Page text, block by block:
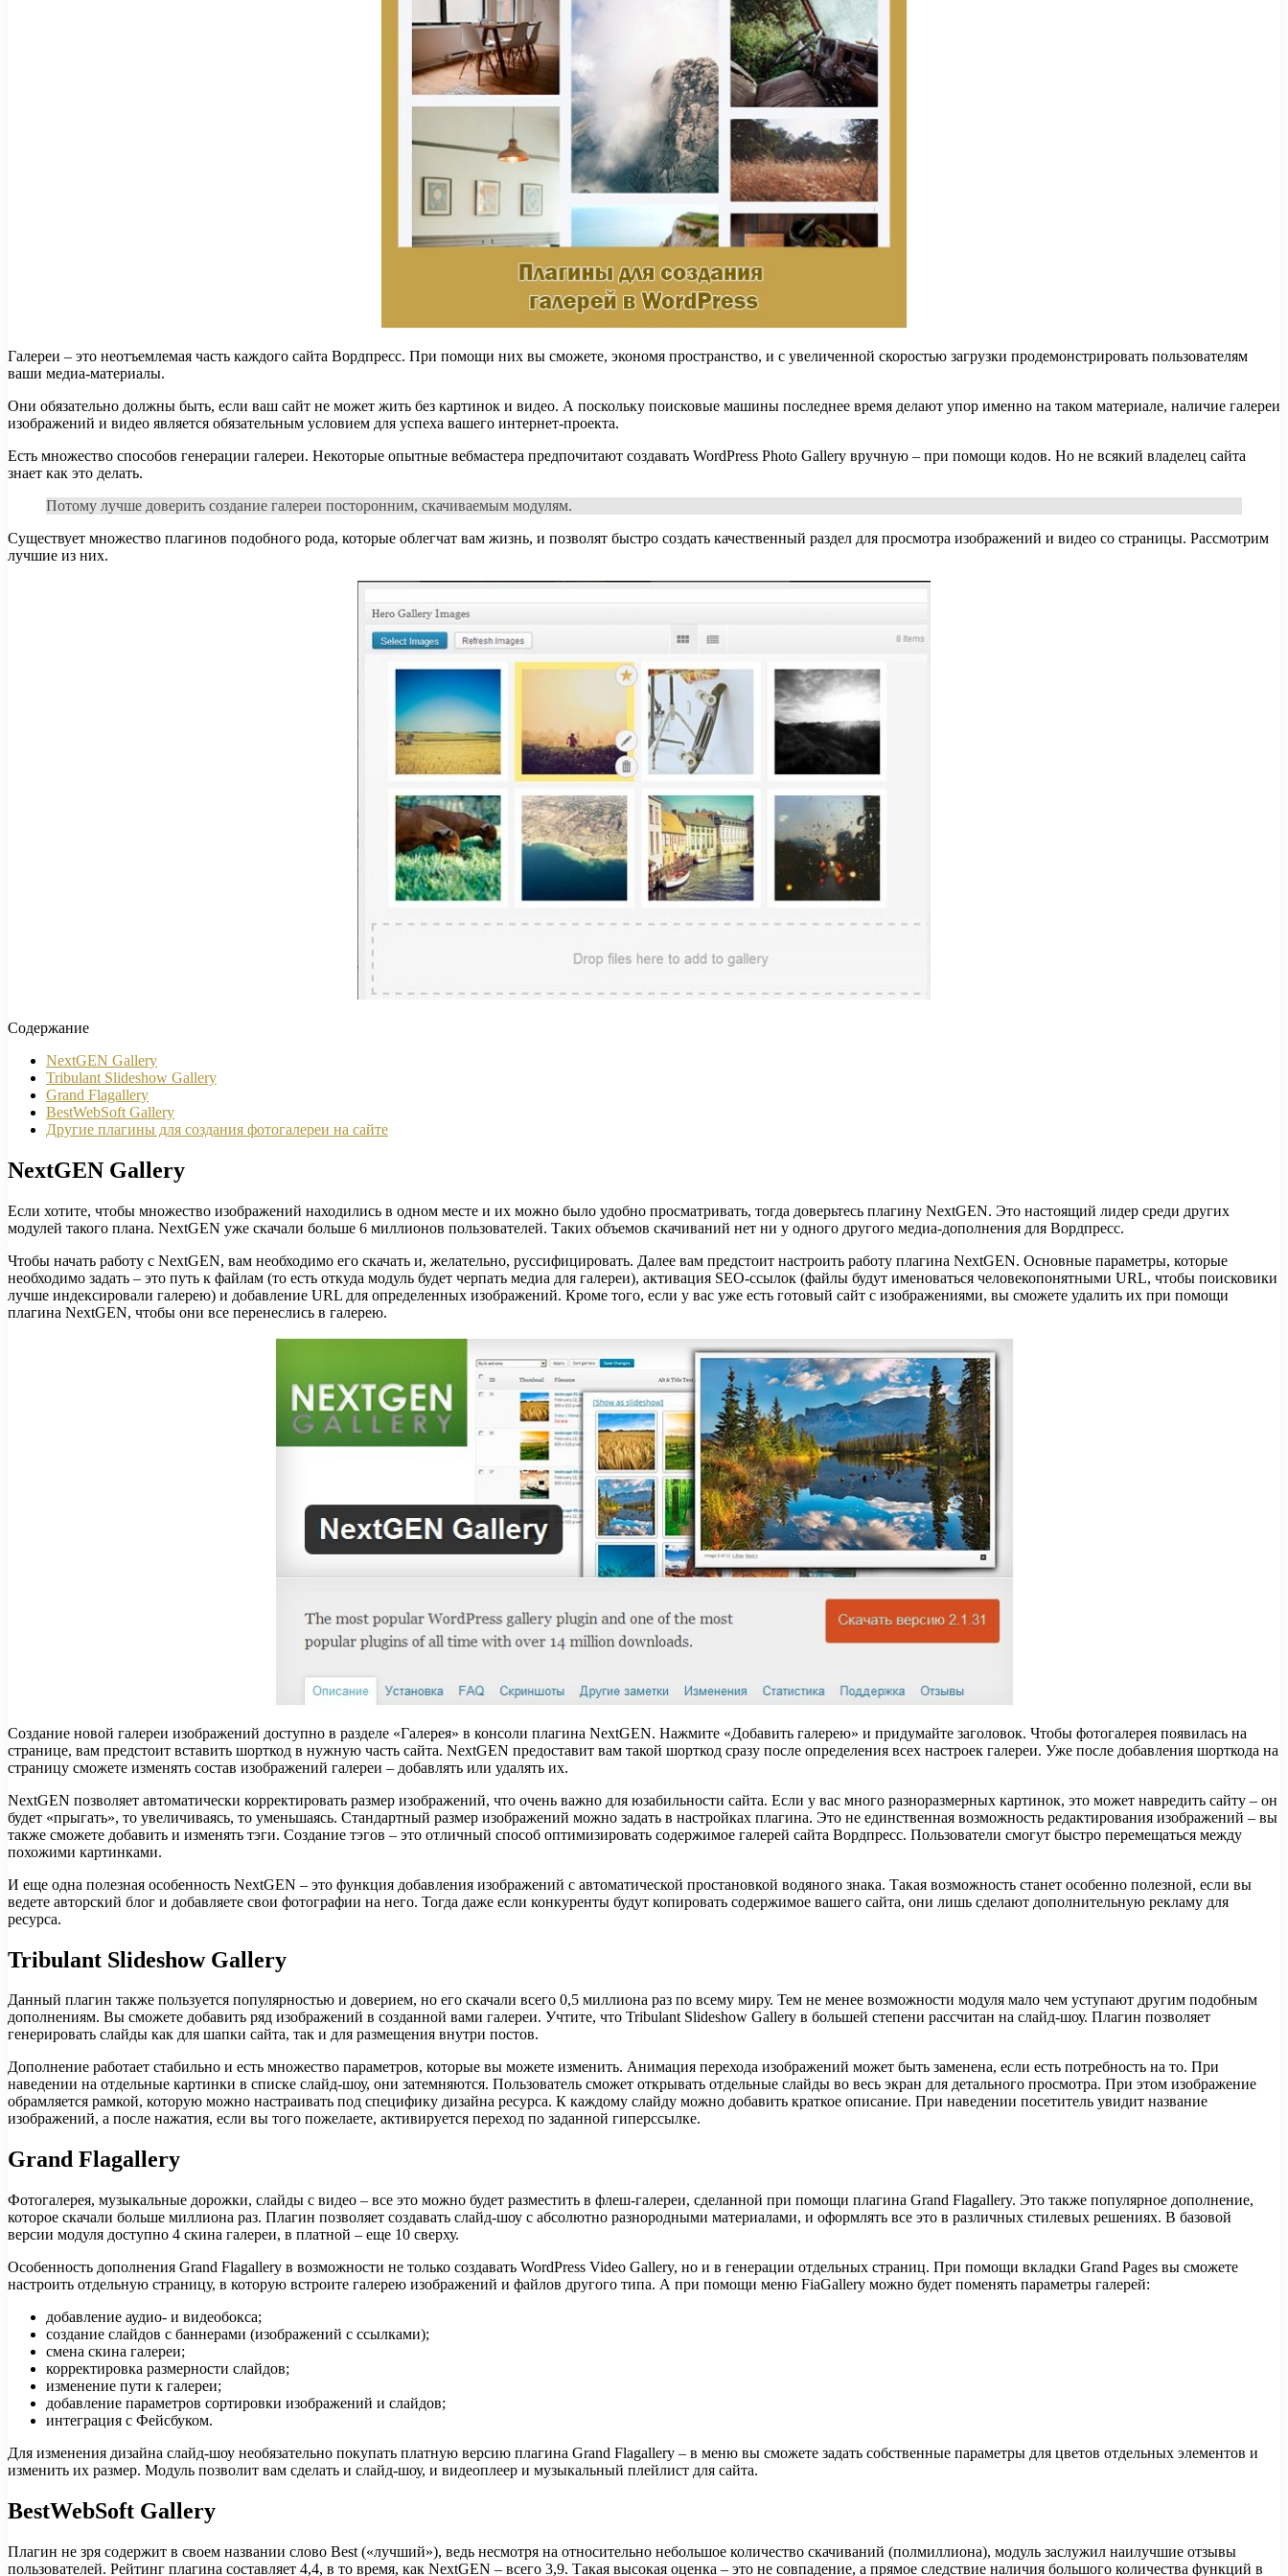
Галереи – это неотъемлемая часть каждого сайта Вордпресс. При помощи них вы сможете, экономя пространство, и с увеличенной скоростью загрузки продемонстрировать пользователям
ваши медиа-материалы.
Они обязательно должны быть, если ваш сайт не может жить без картинок и видео. А поскольку поисковые машины последнее время делают упор именно на таком материале, наличие галереи
изображений и видео является обязательным условием для успеха вашего интернет-проекта.
Есть множество способов генерации галереи. Некоторые опытные вебмастера предпочитают создавать WordPress Photo Gallery вручную – при помощи кодов. Но не всякий владелец сайта
знает как это делать.
Потому лучше доверить создание галереи посторонним, скачиваемым модулям.
Существует множество плагинов подобного рода, которые облегчат вам жизнь, и позволят быстро создать качественный раздел для просмотра изображений и видео со страницы. Рассмотрим
лучшие из них.
Содержание
NextGEN Gallery
Tribulant Slideshow Gallery
Grand Flagallery
BestWebSoft Gallery
Другие плагины для создания фотогалереи на сайте
NextGEN Gallery
Если хотите, чтобы множество изображений находились в одном месте и их можно было удобно просматривать, тогда доверьтесь плагину NextGEN. Это настоящий лидер среди других
модулей такого плана. NextGEN уже скачали больше 6 миллионов пользователей. Таких объемов скачиваний нет ни у одного другого медиа-дополнения для Вордпресс.
Чтобы начать работу с NextGEN, вам необходимо его скачать и, желательно, руссифицировать. Далее вам предстоит настроить работу плагина NextGEN. Основные параметры, которые
необходимо задать – это путь к файлам (то есть откуда модуль будет черпать медиа для галереи), активация SEO-ссылок (файлы будут именоваться человекопонятными URL, чтобы поисковики
лучше индексировали галерею) и добавление URL для определенных изображений. Кроме того, если у вас уже есть готовый сайт с изображениями, вы сможете удалить их при помощи
плагина NextGEN, чтобы они все перенеслись в галерею.
Создание новой галереи изображений доступно в разделе «Галерея» в консоли плагина NextGEN. Нажмите «Добавить галерею» и придумайте заголовок. Чтобы фотогалерея появилась на
странице, вам предстоит вставить шорткод в нужную часть сайта. NextGEN предоставит вам такой шорткод сразу после определения всех настроек галереи. Уже после добавления шорткода на
страницу сможете изменять состав изображений галереи – добавлять или удалять их.
NextGEN позволяет автоматически корректировать размер изображений, что очень важно для юзабильности сайта. Если у вас много разноразмерных картинок, это может навредить сайту – он
будет «прыгать», то увеличиваясь, то уменьшаясь. Стандартный размер изображений можно задать в настройках плагина. Это не единственная возможность редактирования изображений – вы
также сможете добавить и изменять тэги. Создание тэгов – это отличный способ оптимизировать содержимое галерей сайта Вордпресс. Пользователи смогут быстро перемещаться между
похожими картинками.
И еще одна полезная особенность NextGEN – это функция добавления изображений с автоматической простановкой водяного знака. Такая возможность станет особенно полезной, если вы
ведете авторский блог и добавляете свои фотографии на него. Тогда даже если конкуренты будут копировать содержимое вашего сайта, они лишь сделают дополнительную рекламу для
ресурса.
Tribulant Slideshow Gallery
Данный плагин также пользуется популярностью и доверием, но его скачали всего 0,5 миллиона раз по всему миру. Тем не менее возможности модуля мало чем уступают другим подобным
дополнениям. Вы сможете добавить ряд изображений в созданной вами галереи. Учтите, что Tribulant Slideshow Gallery в большей степени рассчитан на слайд-шоу. Плагин позволяет
генерировать слайды как для шапки сайта, так и для размещения внутри постов.
Дополнение работает стабильно и есть множество параметров, которые вы можете изменить. Анимация перехода изображений может быть заменена, если есть потребность на то. При
наведении на отдельные картинки в списке слайд-шоу, они затемняются. Пользователь сможет открывать отдельные слайды во весь экран для детального просмотра. При этом изображение
обрамляется рамкой, которую можно настраивать под специфику дизайна ресурса. К каждому слайду можно добавить краткое описание. При наведении посетитель увидит название
изображений, а после нажатия, если вы того пожелаете, активируется переход по заданной гиперссылке.
Grand Flagallery
Фотогалерея, музыкальные дорожки, слайды с видео – все это можно будет разместить в флеш-галереи, сделанной при помощи плагина Grand Flagallery. Это также популярное дополнение,
которое скачали больше миллиона раз. Плагин позволяет создавать слайд-шоу с абсолютно разнородными материалами, и оформлять все это в различных стилевых решениях. В базовой
версии модуля доступно 4 скина галереи, в платной – еще 10 сверху.
Особенность дополнения Grand Flagallery в возможности не только создавать WordPress Video Gallery, но и в генерации отдельных страниц. При помощи вкладки Grand Pages вы сможете
настроить отдельную страницу, в которую встроите галерею изображений и файлов другого типа. А при помощи меню FiaGallery можно будет поменять параметры галерей:
добавление аудио- и видеобокса;
создание слайдов с баннерами (изображений с ссылками);
смена скина галереи;
корректировка размерности слайдов;
изменение пути к галереи;
добавление параметров сортировки изображений и слайдов;
интеграция с Фейсбуком.
Для изменения дизайна слайд-шоу необязательно покупать платную версию плагина Grand Flagallery – в меню вы сможете задать собственные параметры для цветов отдельных элементов и
изменить их размер. Модуль позволит вам сделать и слайд-шоу, и видеоплеер и музыкальный плейлист для сайта.
BestWebSoft Gallery
Плагин не зря содержит в своем названии слово Best («лучший»), ведь несмотря на относительно небольшое количество скачиваний (полмиллиона), модуль заслужил наилучшие отзывы
пользователей. Рейтинг плагина составляет 4,4, в то время, как NextGEN – всего 3,9. Такая высокая оценка – это не совпадение, а прямое следствие наличия большого количества функций в